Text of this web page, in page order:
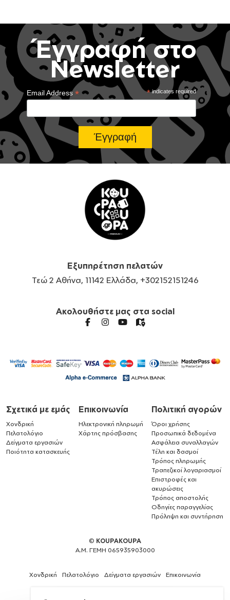
Έγγραφή στο
Newsletter
*indicates required
Email Address*
Εξυπηρέτηση πελατών
Τεώ 2 Αθήνα, 11142 Ελλάδα, +302152151246
Ακολουθήστε μας στα social
Σχετικά με εμάς
Χονδρική
Πελατολόγιο
Δείγματα εργασιών
Ποιότητα κατασκευής
Επικοινωνία
Ηλεκτρονική πληρωμή
Χάρτης πρόσβασης
Πολιτική αγορών
Όροι χρήσης
Προσωπικά δεδομένα
Ασφάλεια συναλλαγών
Τέλη και δασμοί
Τρόπος πληρωμής
Τραπεζικοί λογαριασμοί
Επιστροφές και
ακυρώσεις
Τρόπος αποστολής
Οδηγίες παραγγελίας
Πρόληψη και συντήρηση
© KOUPAKOUPA
Α.Μ. ΓΕΜΗ 065935903000
Χονδρική Πελατολόγιο Δείγματα εργασιών Επικοινωνία